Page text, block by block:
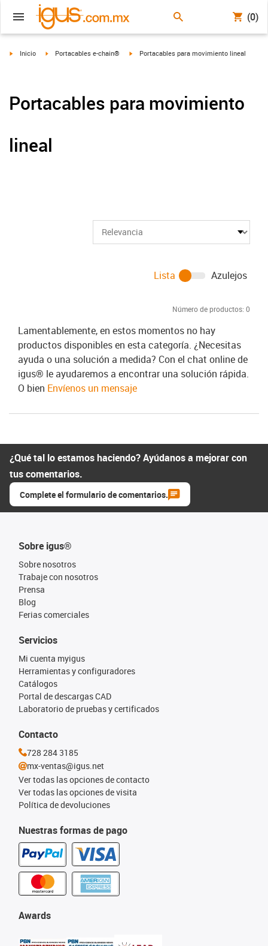
(0)
igus-icon-arrow-right
Inicio igus-icon-arrow-right
Portacables e-chain® igus-icon-arrow-right
Portacables para movimiento lineal
Portacables para movimiento
lineal
Número de productos: 0
Lista Azulejos
Lamentablemente, en estos momentos no hay
productos disponibles en esta categoría. ¿Necesitas
ayuda o una solución a medida? Con el chat online de
igus® le ayudaremos a encontrar una solución rápida.
O bien Envíenos un mensaje
¿Qué tal lo estamos haciendo? Ayúdanos a mejorar con
tus comentarios.
Complete el formulario de comentarios.
Sobre igus®
Sobre nosotros
Trabaje con nosotros
Prensa
Blog
Ferias comerciales
Nuestras formas de pago
Servicios
Mi cuenta myigus
Herramientas y configuradores
Catálogos
Portal de descargas CAD
Laboratorio de pruebas y certificados
Awards
Contacto
728 284 3185
mx-ventas@igus.net
Ver todas las opciones de contacto
Ver todas las opciones de visita
Política de devoluciones